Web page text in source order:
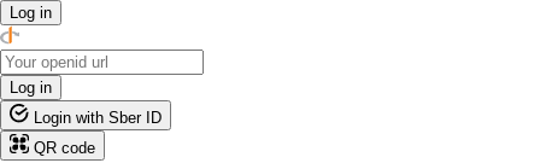
Log in
Log in
Login with Sber ID
QR code